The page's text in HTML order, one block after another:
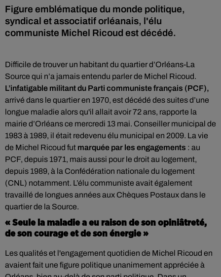
Figure emblématique du monde politique,
syndical et associatif orléanais, l'élu
communiste Michel Ricoud est décédé.
Difficile de trouver un habitant du quartier d’Orléans-La
Source qui n’a jamais entendu parler de Michel Ricoud.
L’infatigable militant du Parti communiste français (PCF),
arrivé dans le quartier en 1970, est décédé des suites d’une
longue maladie alors qu'il allait avoir 72 ans, rapporte la
mairie d’Orléans ce mercredi 13 mai. Conseiller municipal de
1983 à 1989, il était redevenu élu municipal en 2009. La vie
de Michel Ricoud fut marquée par les engagements : au
PCF, depuis 1971, mais aussi pour le droit au logement,
depuis 1989, à la Confédération nationale du logement
(CNL) notamment. L’élu communiste avait également
travaillé de longues années aux Chèques Postaux dans le
quartier de la Source.
« Seule la maladie a eu raison de son opiniâtreté,
de son courage et de son énergie »
Les qualités et l'engagement quotidien de Michel Ricoud en
avaient fait une figure politique unanimement appréciée à